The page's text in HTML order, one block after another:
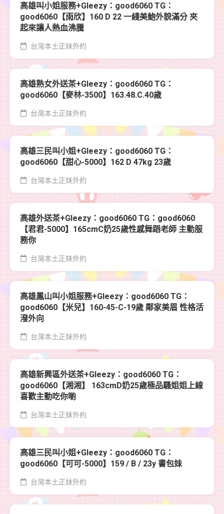
高雄叫小姐服務+Gleezy：good6060 TG：
good6060【雨欣】160 D 22 一綫美鮑外貌滿分 夾
起來讓人熱血沸騰
台灣本土正妹外約
高雄熟女外送茶+Gleezy：good6060 TG：
good6060【麥林-3500】163.48.C.40歲
台灣本土正妹外約
高雄三民叫小姐+Gleezy：good6060 TG：
good6060【甜心-5000】162 D 47kg 23歲
台灣本土正妹外約
高雄外送茶+Gleezy：good6060 TG：good6060
【君君-5000】165cmC奶25歲性感舞蹈老師 主動服
務你
台灣本土正妹外約
高雄鳳山叫小姐服務+Gleezy：good6060 TG：
good6060【米兒】160-45-C-19歲 鄰家美眉 性格活
潑外向
台灣本土正妹外約
高雄新興區外送茶+Gleezy：good6060 TG：
good6060【湘湘】 163cmD奶25歲極品騷姐姐上線
喜歡主動吃你喲
台灣本土正妹外約
高雄三民叫小姐+Gleezy：good6060 TG：
good6060【可可-5000】159 / B / 23y 書包妹
台灣本土正妹外約